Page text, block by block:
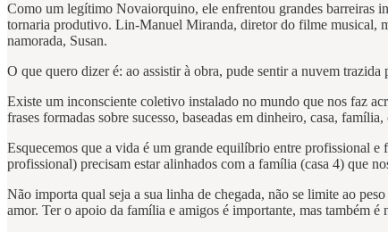
Como um legítimo Novaiorquino, ele enfrentou grandes barreiras
tornaria produtivo. Lin-Manuel Miranda, diretor do filme musical,
namorada, Susan.
O que quero dizer é: ao assistir à obra, pude sentir a nuvem
Existe um inconsciente coletivo instalado no mundo que nos faz
frases formadas sobre sucesso, baseadas em dinheiro, casa,
Esquecemos que a vida é um grande equilíbrio entre profissional e
profissional) precisam estar alinhados com a família (casa 4) que
Não importa qual seja a sua linha de chegada, não se limite ao
amor. Ter o apoio da família e amigos é importante, mas também